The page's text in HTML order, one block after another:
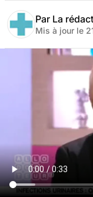
Par La
Mis à jour le